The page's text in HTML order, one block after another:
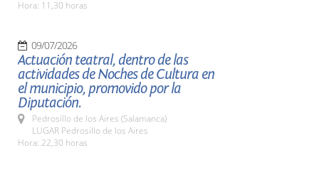
Hora: 11,30 horas
09/07/2026
Actuación teatral, dentro de las
actividades de Noches de Cultura en
el municipio, promovido por la
Diputación.
Pedrosillo de los Aires (Salamanca)
LUGAR Pedrosillo de los Aires
Hora: 22,30 horas